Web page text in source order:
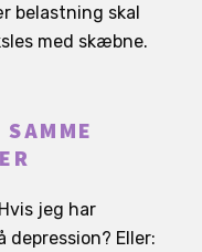
belastning skal
med skæbne.
jeg har
depression? Eller: